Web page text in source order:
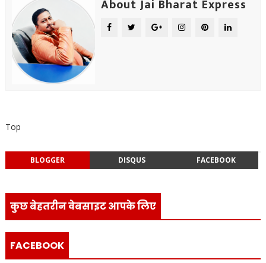
About Jai Bharat Express
Top
BLOGGER DISQUS FACEBOOK
कुछ बेहतरीन वेबसाइट आपके लिए
FACEBOOK